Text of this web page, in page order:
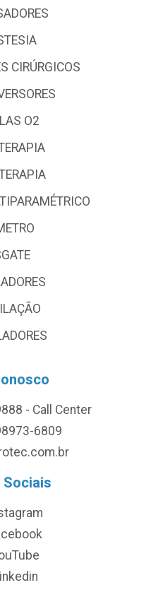
CIRÚRGICOS
O2
- Call Center
6809
Sociais